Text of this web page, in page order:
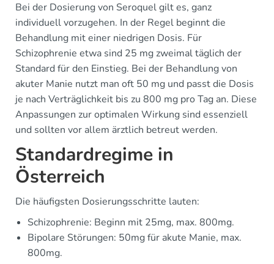
Bei der Dosierung von Seroquel gilt es, ganz
individuell vorzugehen. In der Regel beginnt die
Behandlung mit einer niedrigen Dosis. Für
Schizophrenie etwa sind 25 mg zweimal täglich der
Standard für den Einstieg. Bei der Behandlung von
akuter Manie nutzt man oft 50 mg und passt die Dosis
je nach Verträglichkeit bis zu 800 mg pro Tag an. Diese
Anpassungen zur optimalen Wirkung sind essenziell
und sollten vor allem ärztlich betreut werden.
Standardregime in
Österreich
Die häufigsten Dosierungsschritte lauten:
Schizophrenie: Beginn mit 25mg, max. 800mg.
Bipolare Störungen: 50mg für akute Manie, max.
800mg.